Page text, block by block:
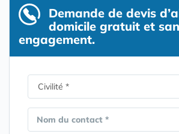
Demande de devis
domicile gratuit et
engagement.
Nom du contact *